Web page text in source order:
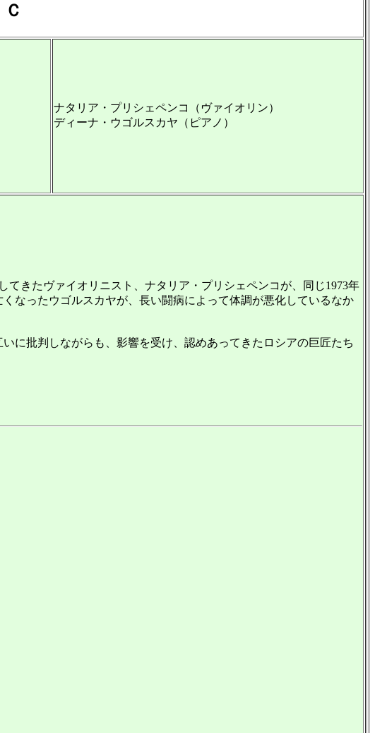
ナタリア・プリシェペンコ（ヴァイオリン）
ディーナ・ウゴルスカヤ（ピアノ）
きたヴァイオリニスト、ナタリア・プリシェペンコが、同じ1973年
なったウゴルスカヤが、長い闘病によって体調が悪化しているなか
に批判しながらも、影響を受け、認めあってきたロシアの巨匠たち